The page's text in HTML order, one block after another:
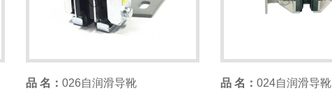
品 名： 026自润滑导靴
品 名： 024自润滑导靴